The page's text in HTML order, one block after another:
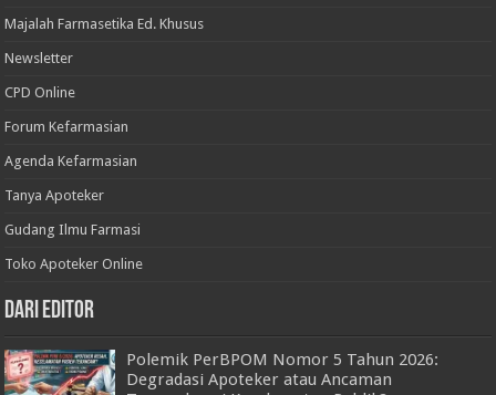
Majalah Farmasetika Ed. Khusus
Newsletter
CPD Online
Forum Kefarmasian
Agenda Kefarmasian
Tanya Apoteker
Gudang Ilmu Farmasi
Toko Apoteker Online
Dari Editor
Polemik PerBPOM Nomor 5 Tahun 2026:
Degradasi Apoteker atau Ancaman